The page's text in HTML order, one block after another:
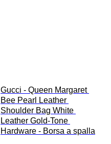
Gucci - Queen Margaret
Bee Pearl Leather
Shoulder Bag White
Leather Gold-Tone
Hardware - Borsa a spalla